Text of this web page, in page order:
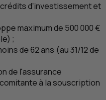
d'investissement et
maximum de 500 000 €
;
de 62 ans (au 31/12 de
de l'assurance
à la souscription